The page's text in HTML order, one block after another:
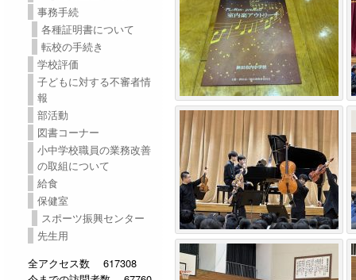
事務手続
各種証明書について
転校の手続き
学校評価
子どもに対する不審者情
報
部活動
図書コーナー
小中学校職員の業務改善
の取組について
給食
保健室
スポーツ振興センター
先生用
全アクセス数 617308